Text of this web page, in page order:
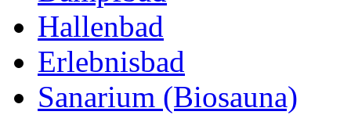
Hallenbad
Erlebnisbad
Sanarium (Biosauna)